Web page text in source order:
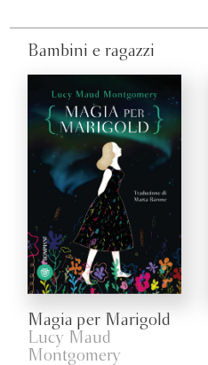
Bambini e ragazzi
Magia per Marigold
Lucy Maud
Montgomery